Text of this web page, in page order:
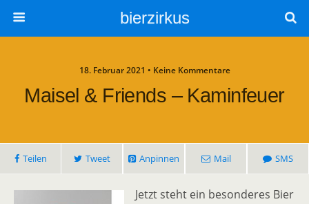
bierzirkus
18. Februar 2021 • Keine Kommentare
Maisel & Friends – Kaminfeuer
Teilen Tweet Anpinnen Mail SMS
Jetzt steht ein besonderes Bier